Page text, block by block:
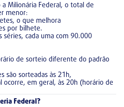
Milionária Federal, o total de
menor:
o que melhora
por bilhete.
séries, cada uma com 90.000
de sorteio diferente do padrão
são sorteadas às 21h,
ocorre, em geral, às 20h (horário de
Federal?